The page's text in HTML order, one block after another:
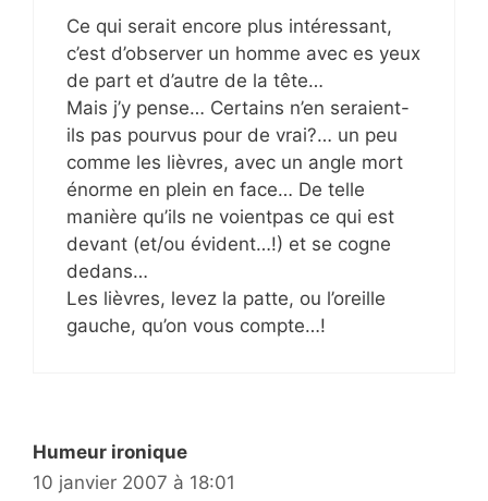
Ce qui serait encore plus intéressant,
c’est d’observer un homme avec es yeux
de part et d’autre de la tête…
Mais j’y pense… Certains n’en seraient-
ils pas pourvus pour de vrai?… un peu
comme les lièvres, avec un angle mort
énorme en plein en face… De telle
manière qu’ils ne voientpas ce qui est
devant (et/ou évident…!) et se cogne
dedans…
Les lièvres, levez la patte, ou l’oreille
gauche, qu’on vous compte…!
Humeur ironique
10 janvier 2007 à 18:01